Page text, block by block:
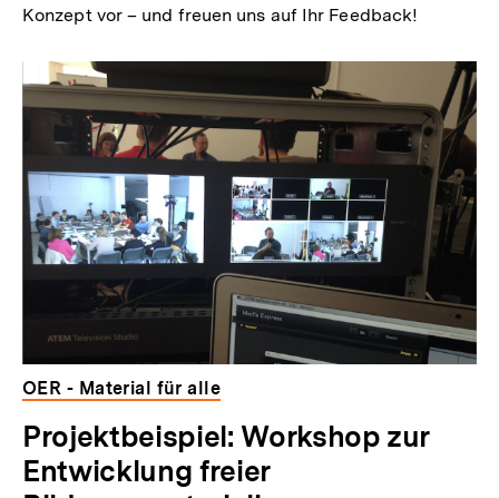
Konzept vor – und freuen uns auf Ihr Feedback!
OER - Material für alle
Projektbeispiel: Workshop zur
Entwicklung freier